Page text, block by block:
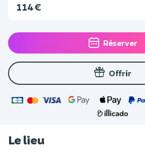
114 €
Réserver
Offrir
Le lieu